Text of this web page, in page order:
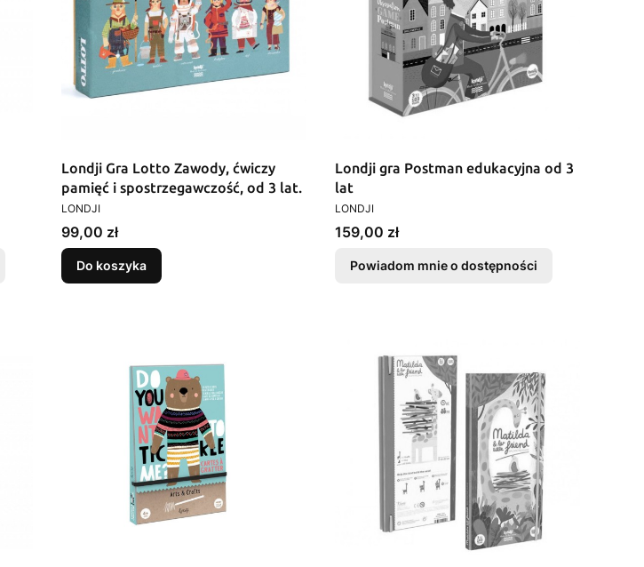
Londji Gra Lotto Zawody, ćwiczy
pamięć i spostrzegawczość, od 3 lat.
PRODUCENT
LONDJI
Cena
99,00 zł
Do koszyka
Londji gra Postman edukacyjna od 3
lat
PRODUCENT
LONDJI
Cena
159,00 zł
Powiadom mnie o dostępności